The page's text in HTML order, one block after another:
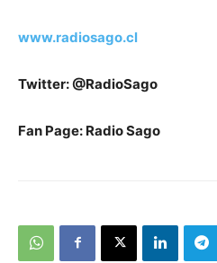
www.radiosago.cl
Twitter: @RadioSago
Fan Page: Radio Sago